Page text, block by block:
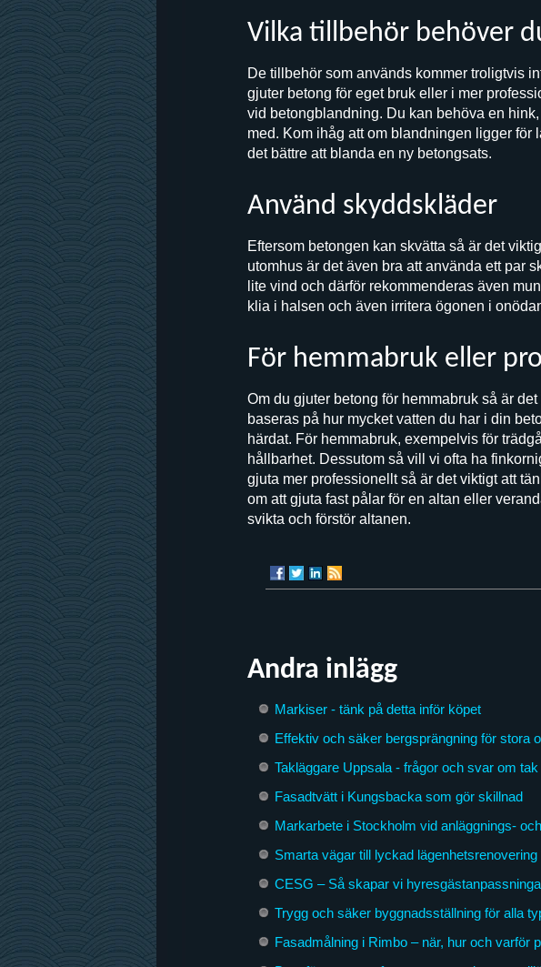
Vilka tillbehör behöver
De tillbehör som används kommer troligtvis
gjuter betong för eget bruk eller i mer
vid betongblandning. Du kan behöva en
med. Kom ihåg att om blandningen ligger
det bättre att blanda en ny betongsats.
Använd skyddskläder
Eftersom betongen kan skvätta så är det
utomhus är det även bra att använda ett par
lite vind och därför rekommenderas även
klia i halsen och även irritera ögonen i
För hemmabruk eller
Om du gjuter betong för hemmabruk så är
baseras på hur mycket vatten du har i din
härdat. För hemmabruk, exempelvis för
hållbarhet. Dessutom så vill vi ofta ha
gjuta mer professionellt så är det viktigt att
om att gjuta fast pålar för en altan eller
svikta och förstör altanen.
Andra inlägg
Markiser - tänk på detta inför köpet
Effektiv och säker bergsprängning för stora
Takläggare Uppsala - frågor och svar om tak
Fasadtvätt i Kungsbacka som gör skillnad
Markarbete i Stockholm vid anläggnings-
Smarta vägar till lyckad lägenhetsrenovering
CESG – Så skapar vi
Trygg och säker byggnadsställning för alla
Fasadmålning i Rimbo – när, hur och varför